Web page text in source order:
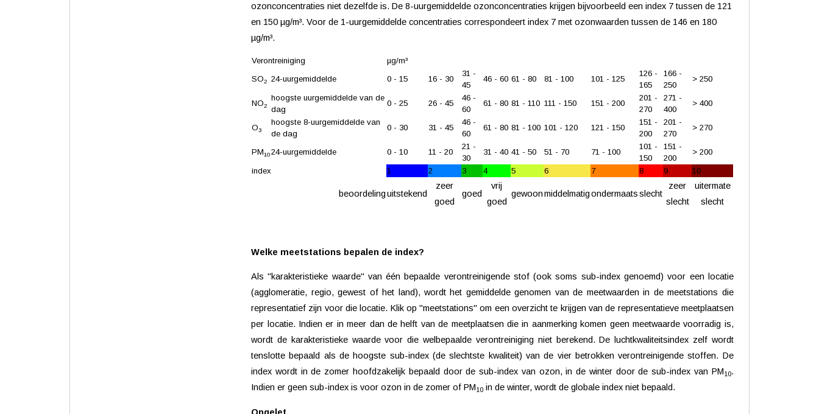
ozonconcentraties niet dezelfde is. De 8-uurgemiddelde ozonconcentraties krijgen bijvoorbeeld een index 7 tussen de 121
en 150 µg/m³. Voor de 1-uurgemiddelde concentraties correspondeert index 7 met ozonwaarden tussen de 146 en 180
µg/m³.
Verontreiniging
µg/m³
SO2 24-uurgemiddelde 0 - 15 16 - 30
31 -
45
46 - 60 61 - 80 81 - 100 101 - 125
126 -
165
166 -
250
> 250
NO2
hoogste uurgemiddelde van de
dag
0 - 25 26 - 45
46 -
60
61 - 80 81 - 110 111 - 150 151 - 200
201 -
270
271 -
400
> 400
O3
hoogste 8-uurgemiddelde van
de dag
0 - 30 31 - 45
46 -
60
61 - 80 81 - 100 101 - 120 121 - 150
151 -
200
201 -
270
> 270
PM1024-uurgemiddelde 0 - 10 11 - 20
21 -
30
31 - 40 41 - 50 51 - 70 71 - 100
101 -
150
151 -
200
> 200
index 1 2 3 4 5 6 7 8 9 10
beoordelinguitstekend
zeer
goed
goed
vrij
goed
gewoonmiddelmatigondermaatsslecht
zeer
slecht
uitermate
slecht
Welke meetstations bepalen de index?
Als "karakteristieke waarde" van één bepaalde verontreinigende stof (ook soms sub-index genoemd) voor een locatie
(agglomeratie, regio, gewest of het land), wordt het gemiddelde genomen van de meetwaarden in de meetstations die
representatief zijn voor die locatie. Klik op "meetstations" om een overzicht te krijgen van de representatieve meetplaatsen
per locatie. Indien er in meer dan de helft van de meetplaatsen die in aanmerking komen geen meetwaarde voorradig is,
wordt de karakteristieke waarde voor die welbepaalde verontreiniging niet berekend. De luchtkwaliteitsindex zelf wordt
tenslotte bepaald als de hoogste sub-index (de slechtste kwaliteit) van de vier betrokken verontreinigende stoffen. De
index wordt in de zomer hoofdzakelijk bepaald door de sub-index van ozon, in de winter door de sub-index van PM10.
Indien er geen sub-index is voor ozon in de zomer of PM10 in de winter, wordt de globale index niet bepaald.